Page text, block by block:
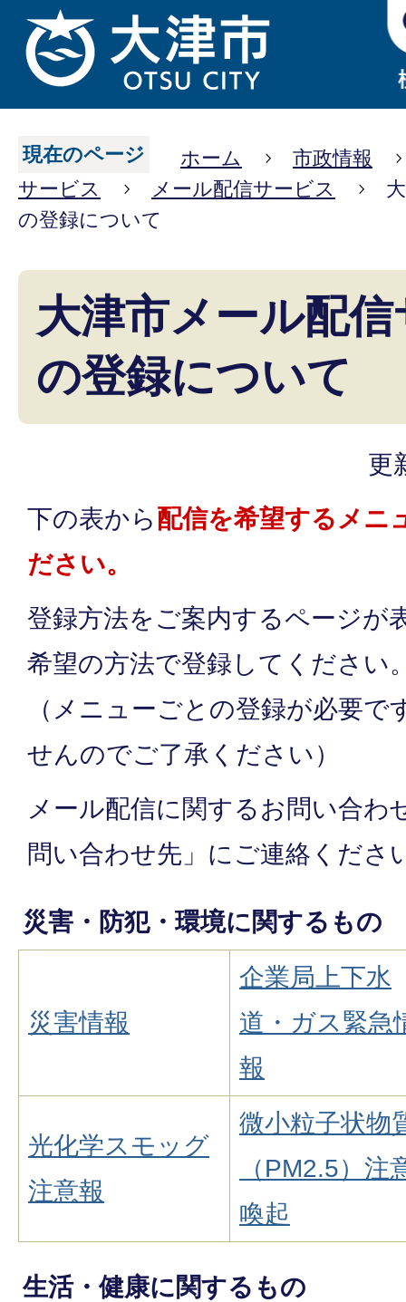
現在のページ ホーム
市政情報
サービス
メール配信サービス
の登録について
大津市メール配
の登録について
更
下の表から配信を希望するメニ
ださい。
登録方法をご案内するページが
希望の方法で登録してください
（メニューごとの登録が必要
せんのでご了承ください）
メール配信に関するお問い合わ
問い合わせ先」にご連絡くださ
災害・防犯・環境に関するもの
災害情報
企業局上下水
道・ガス緊急
報
光化学スモッグ
注意報
微小粒子状物
（PM2.5）注
喚起
生活・健康に関するもの